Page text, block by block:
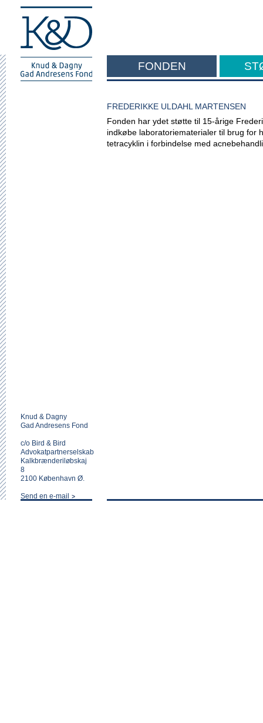
FONDEN
FREDERIKKE ULDAHL MARTENSEN
Fonden har ydet støtte til 15-årige
indkøbe laboratoriematerialer til brug for
tetracyklin i forbindelse med
Knud & Dagny
Gad Andresens Fond
c/o Bird & Bird
Advokatpartnerselskab
Kalkbrænderiløbskaj
8
2100 København Ø.
Send en e-mail